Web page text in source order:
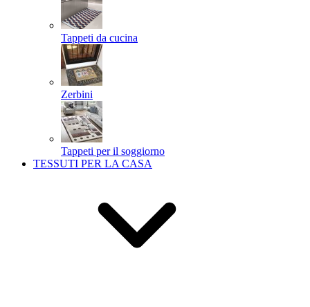
Tappeti da cucina
Zerbini
Tappeti per il soggiorno
TESSUTI PER LA CASA